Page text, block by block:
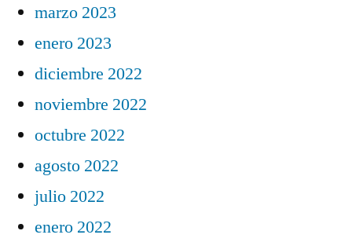
marzo 2023
enero 2023
diciembre 2022
noviembre 2022
octubre 2022
agosto 2022
julio 2022
enero 2022